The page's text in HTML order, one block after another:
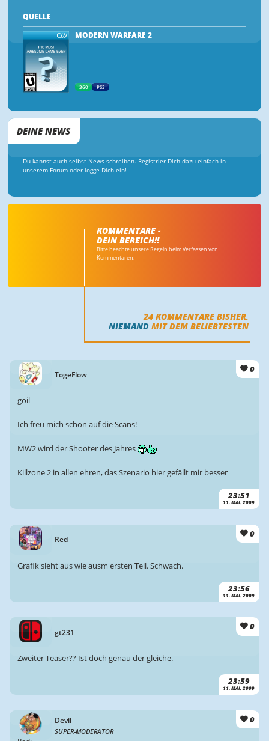
QUELLE
MODERN WARFARE 2
360 PS3
DEINE NEWS
Du kannst auch selbst News schreiben. Registrier Dich dazu einfach in
unserem Forum oder logge Dich ein!
KOMMENTARE -
DEIN BEREICH!!
Bitte beachte unsere Regeln beim Verfassen von
Kommentaren.
24 KOMMENTARE BISHER,
NIEMAND MIT DEM BELIEBTESTEN
TogeFlow
0
23:51
11. MAI. 2009
goil
Ich freu mich schon auf die Scans!
MW2 wird der Shooter des Jahres
Killzone 2 in allen ehren, das Szenario hier gefällt mir besser
Red
0
23:56
11. MAI. 2009
Grafik sieht aus wie ausm ersten Teil. Schwach.
gt231
0
23:59
11. MAI. 2009
Zweiter Teaser?? Ist doch genau der gleiche.
Devil
SUPER-MODERATOR
0